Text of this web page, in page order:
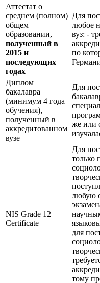
Аттестат о
среднем (полном)
общем
образовании,
полученный в
2015 и
последующих
годах
Для
любое
вуз: -
по
Диплом
бакалавра
(минимум 4 года
обучения),
полученный в
аккредитованном
вузе
Для
же или
NIS Grade 12
Certificate
Для
только
любую
для
тому